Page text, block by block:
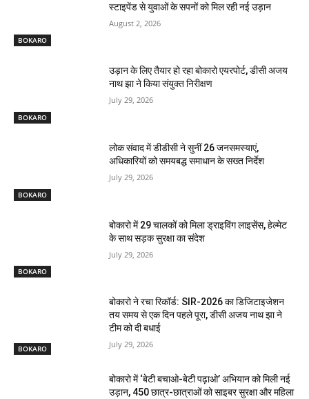
BOKARO
स्टाइपेंड से युवाओं के सपनों को मिल रही नई उड़ान
August 2, 2026
BOKARO
उड़ान के लिए तैयार हो रहा बोकारो एयरपोर्ट, डीसी अजय
नाथ झा ने किया संयुक्त निरीक्षण
July 29, 2026
BOKARO
लोक संवाद में डीडीसी ने सुनीं 26 जनसमस्याएं,
अधिकारियों को समयबद्ध समाधान के सख्त निर्देश
July 29, 2026
BOKARO
बोकारो में 29 चालकों को मिला ड्राइविंग लाइसेंस, हेल्मेट
के साथ सड़क सुरक्षा का संदेश
July 29, 2026
BOKARO
बोकारो ने रचा रिकॉर्ड: SIR-2026 का डिजिटाइजेशन
तय समय से एक दिन पहले पूरा, डीसी अजय नाथ झा ने
टीम को दी बधाई
July 29, 2026
बोकारो में ‘बेटी बचाओ-बेटी पढ़ाओ’ अभियान को मिली नई
उड़ान, 450 छात्र-छात्राओं को साइबर सुरक्षा और महिला